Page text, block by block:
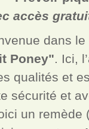
accès
dans
Poney". Ici,
qualités et
sécurité et
un remède